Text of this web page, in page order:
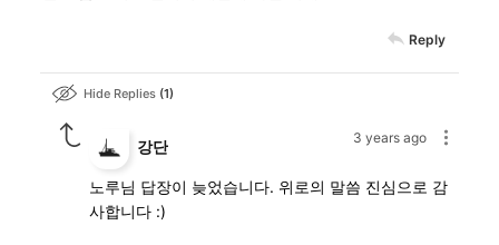
Reply
Hide Replies 1
3 years ago
강단
노루님 답장이 늦었습니다. 위로의 말씀 진심으로 감
사합니다 :)